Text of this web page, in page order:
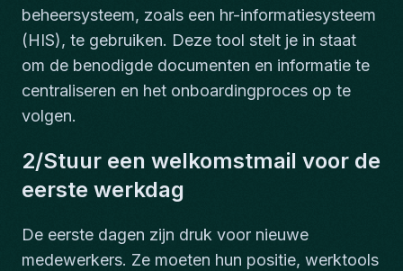
beheersysteem, zoals een hr-informatiesysteem
(HIS), te gebruiken. Deze tool stelt je in staat
om de benodigde documenten en informatie te
centraliseren en het onboardingproces op te
volgen.
2/Stuur een welkomstmail voor de
eerste werkdag
De eerste dagen zijn druk voor nieuwe
medewerkers. Ze moeten hun positie, werktools